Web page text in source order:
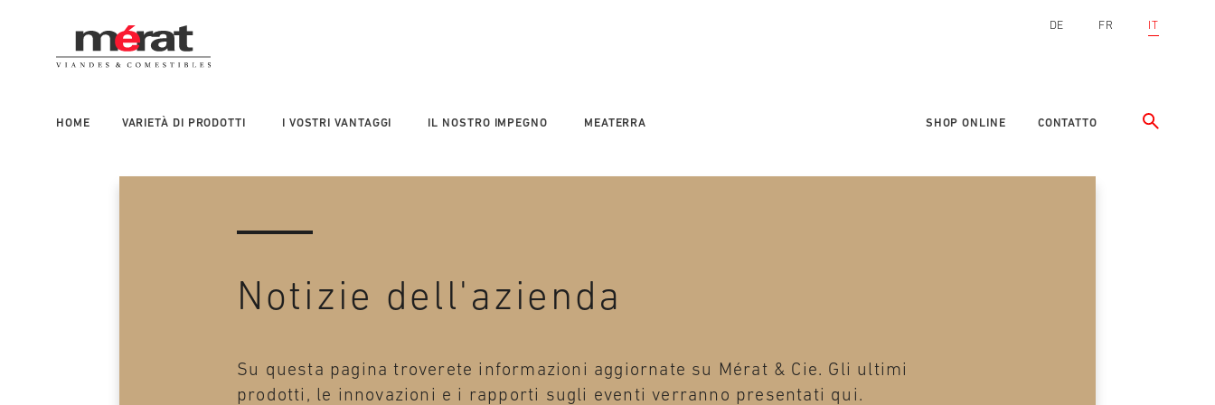
DE FR IT
HOME VARIETÀ DI PRODOTTI I VOSTRI VANTAGGI IL NOSTRO IMPEGNO MEATERRA
Main
navigation
SHOP ONLINE CONTATTO
Notizie dell'azienda
Su questa pagina troverete informazioni aggiornate su Mérat & Cie. Gli ultimi
prodotti, le innovazioni e i rapporti sugli eventi verranno presentati qui.